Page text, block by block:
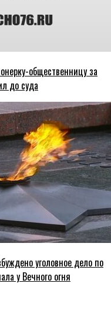
общественницу за
до суда
уголовное дело по
у Вечного огня